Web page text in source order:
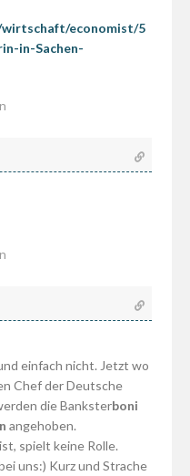
economist/5
in-Sachen-
einfach nicht. Jetzt wo
Chef der Deutsche
die Banksterboni
angehoben.
spielt keine Rolle.
uns:) Kurz und Strache